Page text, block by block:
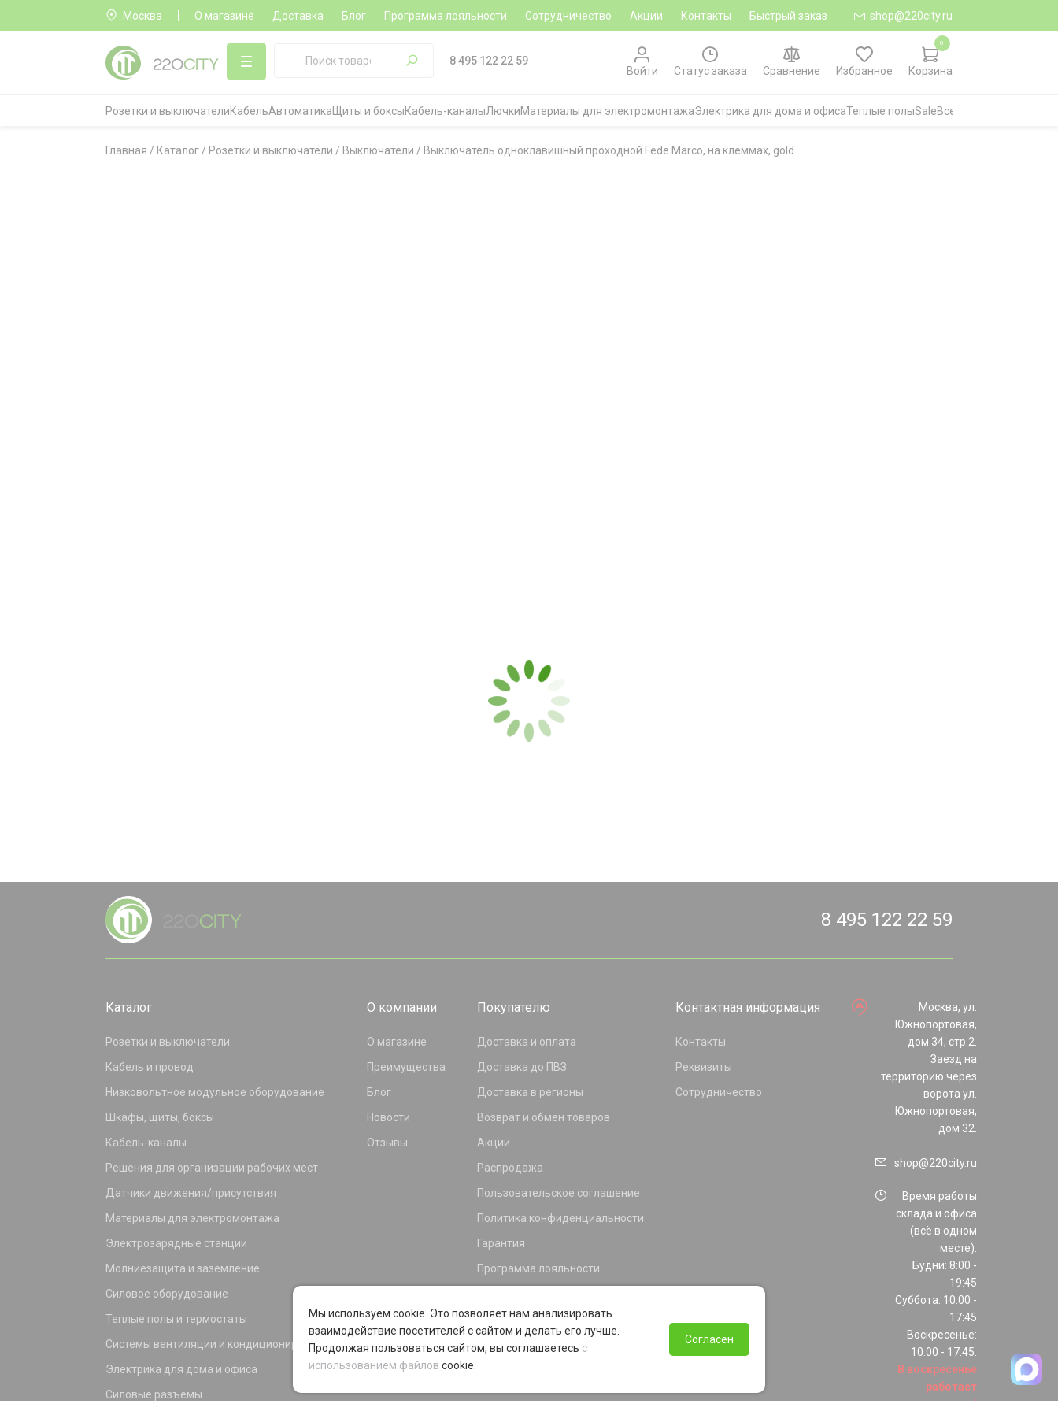
Москва О магазине Доставка Блог Программа лояльности Сотрудничество Акции Контакты Быстрый заказ shop@220city.ru
8 495 122 22 59
Войти
Статус заказа Сравнение Избранное Корзина
0
Розетки и выключателиКабельАвтоматика Щиты и боксыКабель-каналыЛючкиМатериалы для электромонтажаЭлектрика для дома и офисаТеплые полыSaleВсе категории
Главная / Каталог / Розетки и выключатели / Выключатели / Выключатель одноклавишный проходной Fede Marco, на клеммах, gold
8 495 122 22 59
Каталог
Розетки и выключатели
Кабель и провод
Низковольтное модульное оборудование
Шкафы, щиты, боксы
Кабель-каналы
Решения для организации рабочих мест
Датчики движения/присутствия
Материалы для электромонтажа
Электрозарядные станции
Молниезащита и заземление
Силовое оборудование
Теплые полы и термостаты
Системы вентиляции и кондиционирования
Электрика для дома и офиса
Силовые разъемы
О компании
О магазине
Преимущества
Блог
Новости
Отзывы
Покупателю
Доставка и оплата
Доставка до ПВЗ
Доставка в регионы
Возврат и обмен товаров
Акции
Распродажа
Пользовательское соглашение
Политика конфиденциальности
Гарантия
Программа лояльности
Контактная информация
Контакты
Реквизиты
Сотрудничество
Москва, ул.
Южнопортовая,
дом 34, стр.2.
Заезд на
территорию через
ворота ул.
Южнопортовая,
дом 32.
shop@220city.ru
Время работы
склада и офиса
(всё в одном
месте):
Будни: 8:00 -
19:45
Суббота: 10:00 -
17:45
Воскресенье:
10:00 - 17:45.
В воскресенье
работает
только шоурум!
Мы используем cookie. Это позволяет нам анализировать
взаимодействие посетителей с сайтом и делать его лучше.
Продолжая пользоваться сайтом, вы соглашаетесь с
использованием файлов cookie.
Согласен